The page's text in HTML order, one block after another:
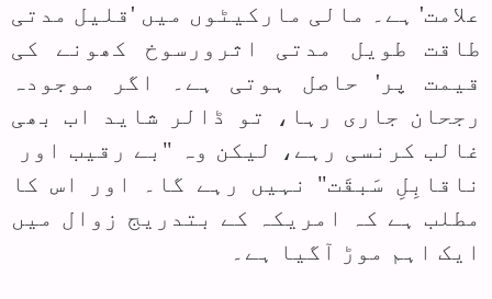
علامت' ہے۔ مالی مارکیٹوں میں 'قلیل مدتی
طاقت طویل مدتی اثرورسوخ کھونے کی
قیمت پر' حاصل ہوتی ہے۔ اگر موجودہ
رجحان جاری رہا، تو ڈالر شاید اب بھی
غالب کرنسی رہے، لیکن وہ "بے رقیب اور
ناقابِلِ سَبقَت" نہیں رہے گا۔ اور اس کا
مطلب ہے کہ امریکہ کے بتدریج زوال میں
ایک اہم موڑ آگیا ہے۔